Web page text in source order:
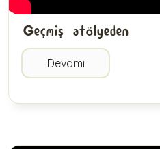
Geçmiş atölyeden
Devamı